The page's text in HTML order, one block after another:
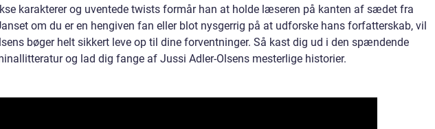
karakterer og uventede twists formår han at holde læseren på kanten af sædet fra
om du er en hengiven fan eller blot nysgerrig på at udforske hans forfatterskab, vil
bøger helt sikkert leve op til dine forventninger. Så kast dig ud i den spændende
og lad dig fange af Jussi Adler-Olsens mesterlige historier.